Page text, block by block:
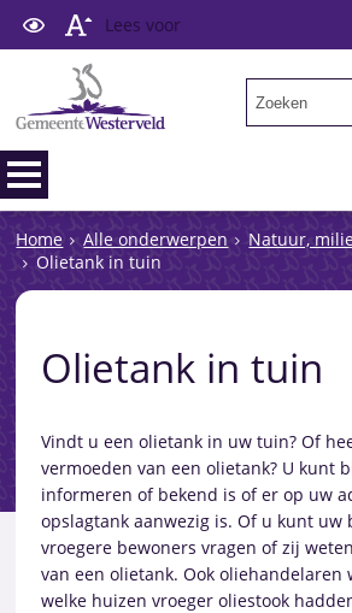
Lees voor
Home Alle onderwerpen Natuur,
Olietank in tuin
Olietank in tuin
Vindt u een olietank in uw tuin? Of
vermoeden van een olietank? U kunt
informeren of bekend is of er op uw
opslagtank aanwezig is. Of u kunt uw
vroegere bewoners vragen of zij
van een olietank. Ook oliehandelaren
welke huizen vroeger oliestook